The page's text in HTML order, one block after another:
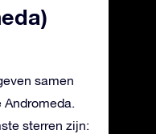
samen
sterren zijn: